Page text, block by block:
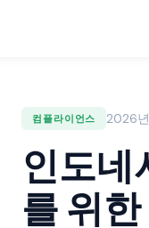
컴플라이언스 2026
인도네
를 위